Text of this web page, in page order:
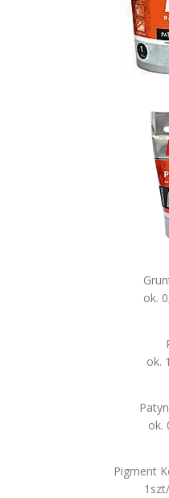
ok.
ok.
ok.
Pigment